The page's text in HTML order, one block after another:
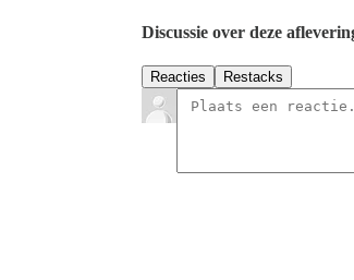
Discussie over deze
Reacties Restacks